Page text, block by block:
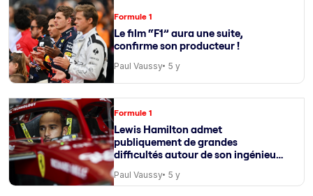
Formule 1
Le film “F1” aura une suite,
confirme son producteur !
Paul Vaussy 5 y
Formule 1
Lewis Hamilton admet
publiquement de grandes
difficultés autour de son ingénieur
Paul Vaussy 5 y